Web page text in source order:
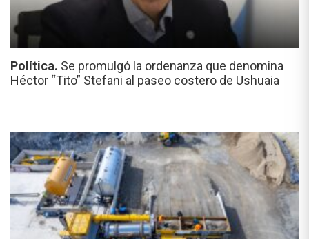
Política. Se promulgó la ordenanza que denomina
Héctor “Tito” Stefani al paseo costero de Ushuaia